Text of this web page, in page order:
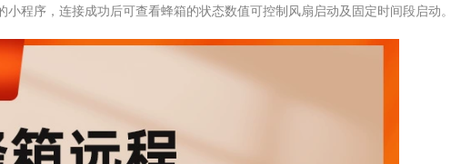
程序，连接成功后可查看蜂箱的状态数值可控制风扇启动及固定时间段启动。